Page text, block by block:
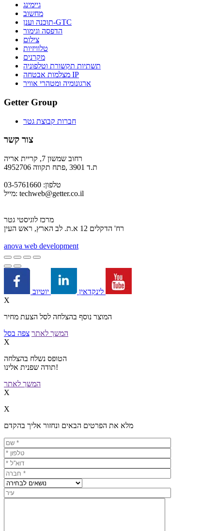
גיימינג
מחשוב
תוכנה וענן-GTC
הדפסה וגימור
צילום
טלוויזיות
מקרנים
תשתיות תקשורת וטלפוניה
מצלמות אבטחה IP
ארגונומיה ומטהרי אוויר
Getter Group
חברות קבוצת גטר
צור קשר
רחוב שמשון 7, קריית אריה
ת.ד 3901 ,פתח תקווה 4952706
טלפון: 03-5761660
מייל: techweb@getter.co.il
מרכז לוגיסטי גטר
רח' הדקלים 12 א.ת. לב הארץ, ראש העין
anova web development
לינקדאין
X
המוצר נוסף בהצלחה לסל הצעת מחיר
המשך לאתר צפה בסל
X
הטופס נשלח בהצלחה
תודה שפנית אלינו!
המשך לאתר
X
X
מלא את הפרטים הבאים ונחזור אליך בהקדם